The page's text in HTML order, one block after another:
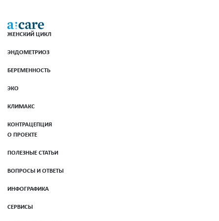
ЖЕНСКИЙ ЦИКЛ
ЭНДОМЕТРИОЗ
БЕРЕМЕННОСТЬ
ЭКО
КЛИМАКС
КОНТРАЦЕПЦИЯ
О ПРОЕКТЕ
ПОЛЕЗНЫЕ СТАТЬИ
ВОПРОСЫ И ОТВЕТЫ
ИНФОГРАФИКА
СЕРВИСЫ